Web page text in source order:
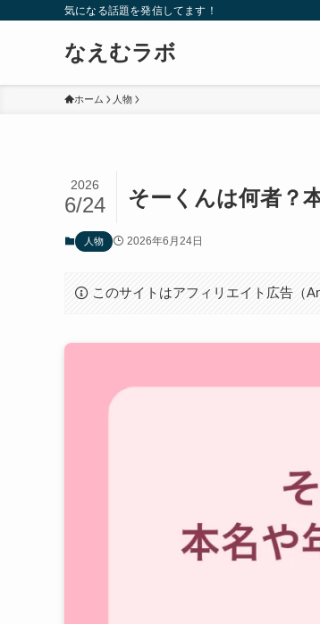
気になる話題を発信してます！
なえむラボ
ホーム 人物
そーくんは何者？
2026
6/24
人物 2026年6月24日
このサイトはアフィリエイト広告（